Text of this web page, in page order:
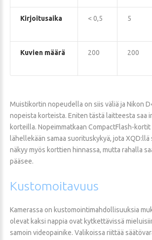
Kirjoitusaika < 0,5 5
Kuvien määrä 200 200
Muistikortin nopeudella on siis väliä ja Nikon
nopeista korteista. Eniten tästä laitteesta saa
korteilla. Nopeimmatkaan CompactFlash-kortit
lähellekään samaa suorituskykyä, jota XQD:llä
näkyy myös korttien hinnassa, mutta rahalla
pääsee.
Kustomoitavuus
Kamerassa on kustomointimahdollisuuksia
olevat kaksi nappia ovat kytkettävissä
samoin videopainike. Valikoissa riittää